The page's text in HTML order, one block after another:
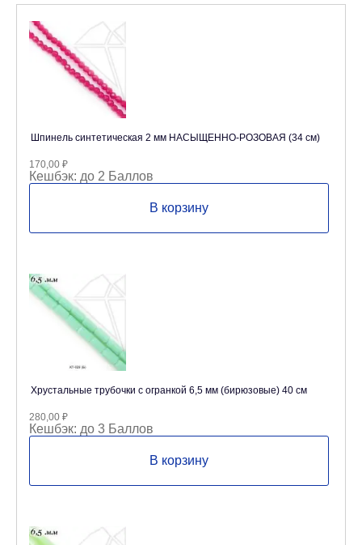
Шпинель синтетическая 2 мм НАСЫЩЕННО-РОЗОВАЯ (34 см)
170,00 ₽
Кешбэк: до 2 Баллов
В корзину
Хрустальные трубочки с огранкой 6,5 мм (бирюзовые) 40 см
280,00 ₽
Кешбэк: до 3 Баллов
В корзину